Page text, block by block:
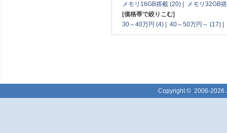
メモリ16GB搭載 (20)
メモリ32GB
[価格帯で絞りこむ]
30～40万円 (4)
40～50万円～ (17)
Copyright © 2006-2026